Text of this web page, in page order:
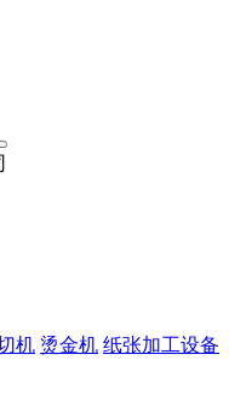
机 烫金机 纸张加工设备